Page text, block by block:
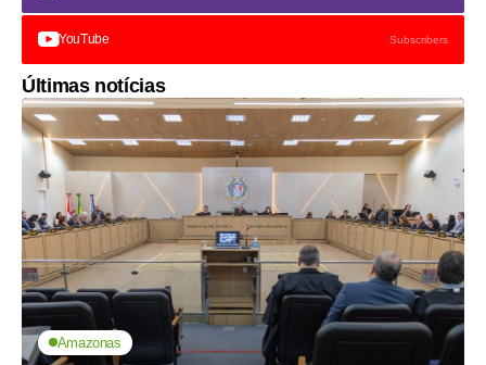
YouTube Subscribers
Últimas notícias
Amazonas